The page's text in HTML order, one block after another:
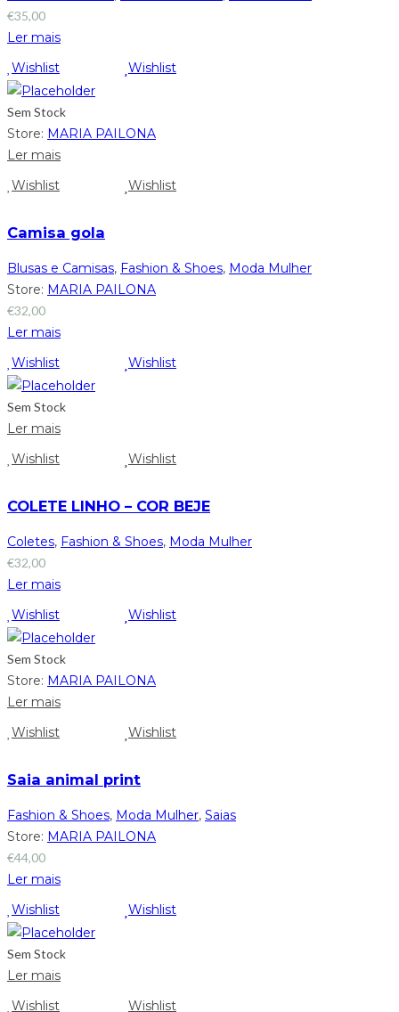
€35,00
Ler mais
Wishlist
Wishlist
Sem Stock
Store: MARIA PAILONA
Ler mais
Wishlist
Wishlist
Camisa gola
Blusas e Camisas, Fashion & Shoes, Moda Mulher
Store: MARIA PAILONA
€32,00
Ler mais
Wishlist
Wishlist
Sem Stock
Ler mais
Wishlist
Wishlist
COLETE LINHO – COR BEJE
Coletes, Fashion & Shoes, Moda Mulher
€32,00
Ler mais
Wishlist
Wishlist
Sem Stock
Store: MARIA PAILONA
Ler mais
Wishlist
Wishlist
Saia animal print
Fashion & Shoes, Moda Mulher, Saias
Store: MARIA PAILONA
€44,00
Ler mais
Wishlist
Wishlist
Sem Stock
Ler mais
Wishlist
Wishlist